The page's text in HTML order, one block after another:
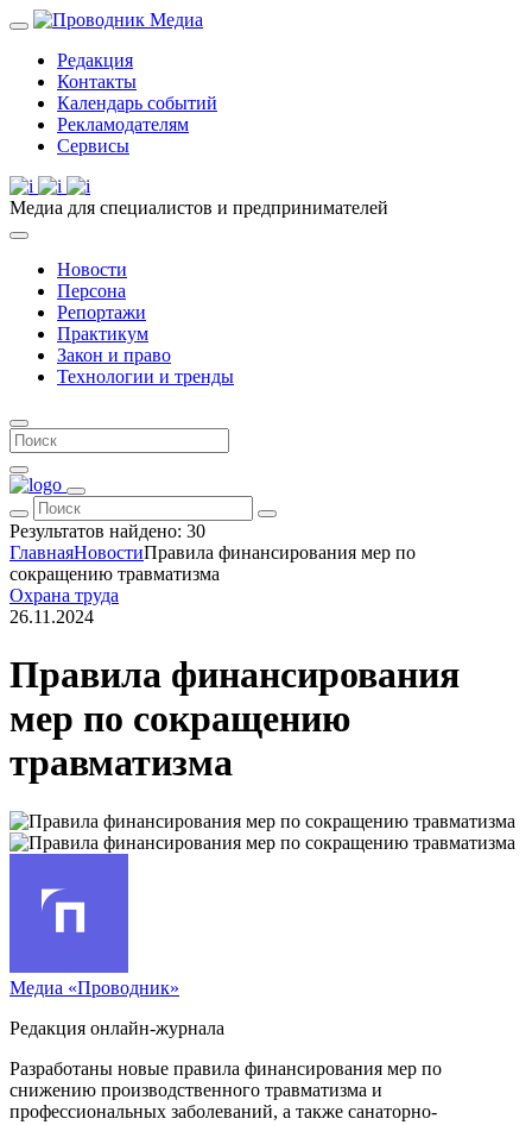
Редакция
Контакты
Календарь событий
Рекламодателям
Сервисы
Медиа для специалистов и предпринимателей
Новости
Персона
Репортажи
Практикум
Закон и право
Технологии и тренды
Результатов найдено: 30
ГлавнаяНовостиПравила финансирования мер по
сокращению травматизма
Охрана труда
26.11.2024
Правила финансирования
мер по сокращению
травматизма
Медиа «Проводник»
Редакция онлайн-журнала
Разработаны новые правила финансирования мер по
снижению производственного травматизма и
профессиональных заболеваний, а также санаторно-